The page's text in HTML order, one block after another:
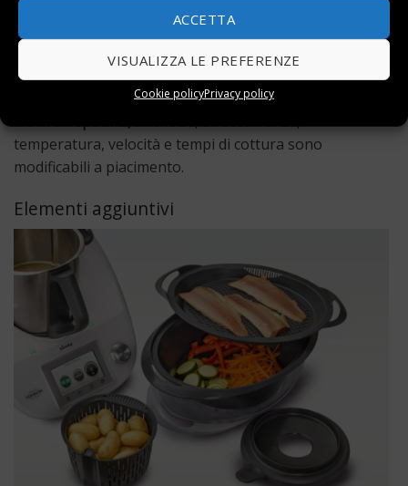
ACCETTA
VISUALIZZA LE PREFERENZE
Cookie policyPrivacy policy
il che, ve lo diciamo, è veramente utilissimo a
velocizzare la preparazione delle ricette nello stesso
Per quanto riguarda la cottura, sono memorizzati già
tre livelli specifici,anche se, all’occorrenza,
temperatura, velocità e tempi di cottura sono
modificabili a piacimento.
Elementi aggiuntivi